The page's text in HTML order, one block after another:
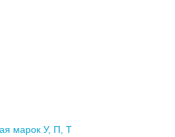
марок У, П, Т